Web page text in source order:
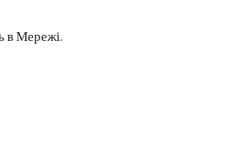
в Мережі.